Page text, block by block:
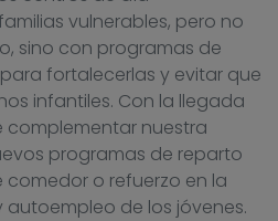
vulnerables, pero no
sino con programas de
fortalecerlas y evitar que
infantiles. Con la llegada
complementar nuestra
programas de reparto
o refuerzo en la
de los jóvenes.